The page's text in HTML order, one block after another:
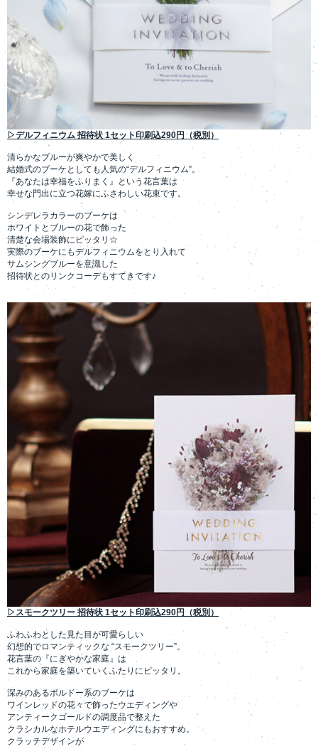
▷デルフィニウム 招待状 1セット印刷込290円（税別）
清らかなブルーが爽やかで美しく
結婚式のブーケとしても人気の“デルフィニウム”。
『あなたは幸福をふりまく』という花言葉は
幸せな門出に立つ花嫁にふさわしい花束です。
シンデレラカラーのブーケは
ホワイトとブルーの花で飾った
清楚な会場装飾にピッタリ☆
実際のブーケにもデルフィニウムをとり入れて
サムシングブルーを意識した
招待状とのリンクコーデもすてきです♪
▷スモークツリー 招待状 1セット印刷込290円（税別）
ふわふわとした見た目が可愛らしい
幻想的でロマンティックな “スモークツリー”。
花言葉の『にぎやかな家庭』は
これから家庭を築いていくふたりにピッタリ。
深みのあるボルドー系のブーケは
ワインレッドの花々で飾ったウエディングや
アンティークゴールドの調度品で整えた
クラシカルなホテルウエディングにもおすすめ。
クラッチデザインが